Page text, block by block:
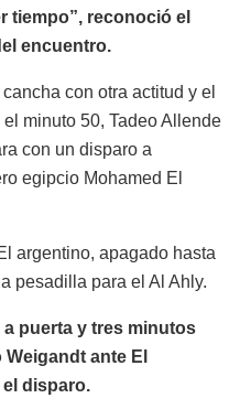
tiempo”, reconoció el
encuentro.
con otra actitud y el
minuto 50, Tadeo Allende
con un disparo a
egipcio Mohamed El
argentino, apagado hasta
pesadilla para el Al Ahly.
a puerta y tres minutos
ante El
el disparo.